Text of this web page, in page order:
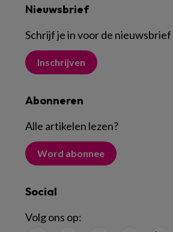
Nieuwsbrief
Schrijf je in voor de nieuwsbrief
Inschrijven
Abonneren
Alle artikelen lezen?
Word abonnee
Social
Volg ons op: